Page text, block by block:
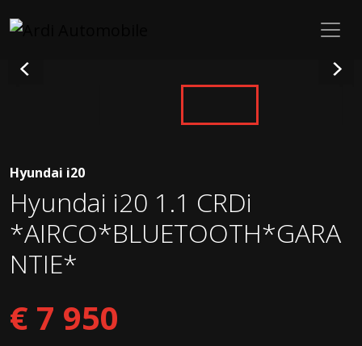
Hyundai i20
Hyundai i20 1.1 CRDi
*AIRCO*BLUETOOTH*GARA
NTIE*
€ 7 950